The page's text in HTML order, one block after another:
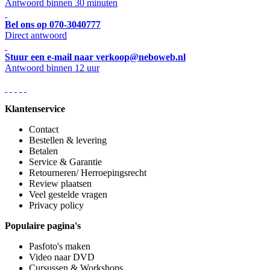
Antwoord binnen 30 minuten
Bel ons op 070-3040777
Direct antwoord
Stuur een e-mail naar verkoop@neboweb.nl
Antwoord binnen 12 uur
Klantenservice
Contact
Bestellen & levering
Betalen
Service & Garantie
Retourneren/ Herroepingsrecht
Review plaatsen
Veel gestelde vragen
Privacy policy
Populaire pagina's
Pasfoto's maken
Video naar DVD
Cursussen & Workshops